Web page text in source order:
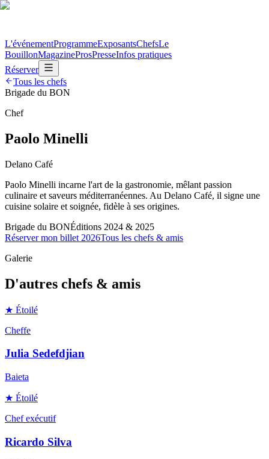
L'événementProgrammeExposantsChefsLe
BouillonMagazineProsPresseInfos pratiques
Réserver
Tous les chefs
Brigade du BON
Chef
Paolo Minelli
Delano Café
Paolo Minelli incarne l'art de la gastronomie, mêlant passion
culinaire et saveurs méditerranéennes. Au Delano Café, il signe une
cuisine solaire et soignée, fidèle à ses origines.
Brigade du BONÉditions 2024 & 2025
Réserver mon billet 2026Tous les chefs & amis
Galerie
D'autres chefs & amis
★ Étoilé
Cheffe
Julia Sedefdjian
Baieta
★ Étoilé
Chef exécutif
Ricardo Silva